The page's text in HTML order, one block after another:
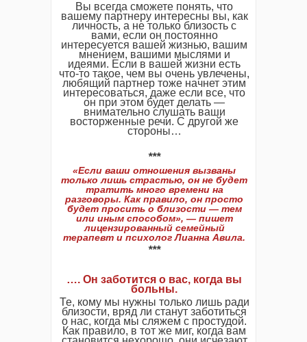
Вы всегда сможете понять, что
вашему партнеру интересны вы, как
личность, а не только близость с
вами, если он постоянно
интересуется вашей жизнью, вашим
мнением, вашими мыслями и
идеями. Если в вашей жизни есть
что-то такое, чем вы очень увлечены,
любящий партнер тоже начнет этим
интересоваться, даже если все, что
он при этом будет делать —
внимательно слушать ваши
восторженные речи. С другой же
стороны…
***
«Если ваши отношения вызваны
только лишь страстью, он не будет
тратить много времени на
разговоры. Как правило, он просто
будет просить о близости — тем
или иным способом», — пишет
лицензированный семейный
терапевт и психолог Лианна Авила.
***
…. Он заботится о вас, когда вы
больны.
Те, кому мы нужны только лишь ради
близости, вряд ли станут заботиться
о нас, когда мы сляжем с простудой.
Как правило, в тот же миг, когда вам